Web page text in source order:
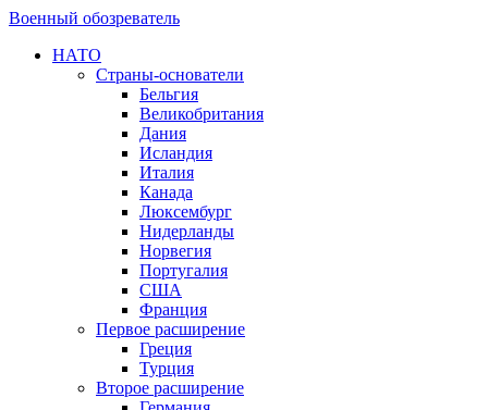
Военный обозреватель
НАТО
Страны-основатели
Бельгия
Великобритания
Дания
Исландия
Италия
Канада
Люксембург
Нидерланды
Норвегия
Португалия
США
Франция
Первое расширение
Греция
Турция
Второе расширение